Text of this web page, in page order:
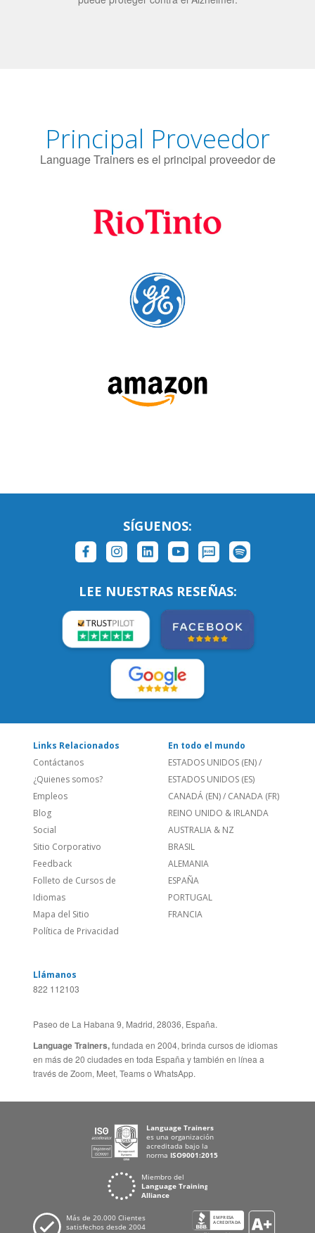
Principal Proveedor
Language Trainers es el principal proveedor de
SÍGUENOS:
LEE NUESTRAS RESEÑAS:
Links Relacionados
Contáctanos
¿Quienes somos?
Empleos
Blog
Social
Sitio Corporativo
Feedback
Mapa del Sitio
En todo el mundo
ESTADOS UNIDOS (EN)
ESTADOS UNIDOS (ES)
CANADÁ (EN)
REINO UNIDO & IRLANDA
AUSTRALIA & NZ
BRASIL
Llámanos
822 112103
en más de 20 ciudades en toda España y también en línea a
través de Zoom, Meet, Teams o WhatsApp.